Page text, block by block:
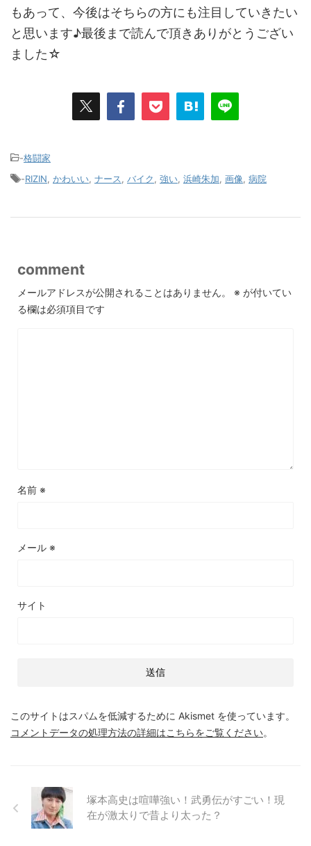
もあって、今後はそちらの方にも注目していきたい
と思います♪最後まで読んで頂きありがとうござい
ました☆
-格闘家
-RIZIN, かわいい, ナース, バイク, 強い, 浜崎朱加, 画像, 病院
comment
メールアドレスが公開されることはありません。 ※ が付いてい
る欄は必須項目です
名前 ※
メール ※
サイト
このサイトはスパムを低減するために Akismet を使っています。
コメントデータの処理方法の詳細はこちらをご覧ください。
塚本高史は喧嘩強い！武勇伝がすごい！現
在が激太りで昔より太った？